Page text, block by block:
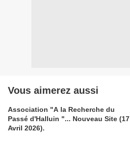
Vous aimerez aussi
Association "A la Recherche du
Passé d'Halluin "... Nouveau Site (17
Avril 2026).